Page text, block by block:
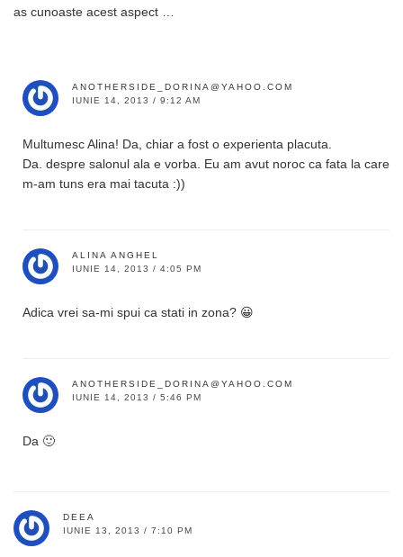
as cunoaste acest aspect …
ANOTHERSIDE_DORINA@YAHOO.COM
IUNIE 14, 2013 / 9:12 AM
Multumesc Alina! Da, chiar a fost o experienta placuta.
Da. despre salonul ala e vorba. Eu am avut noroc ca fata la care
m-am tuns era mai tacuta :))
ALINA ANGHEL
IUNIE 14, 2013 / 4:05 PM
Adica vrei sa-mi spui ca stati in zona? 😀
ANOTHERSIDE_DORINA@YAHOO.COM
IUNIE 14, 2013 / 5:46 PM
Da 🙂
DEEA
IUNIE 13, 2013 / 7:10 PM